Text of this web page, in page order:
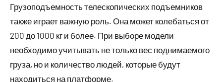
Грузоподъемность телескопических подъемников
также играет важную роль. Она может колебаться от
200 до 1000 кг и более. При выборе модели
необходимо учитывать не только вес поднимаемого
груза, но и количество людей, которые будут
находиться на платформе.